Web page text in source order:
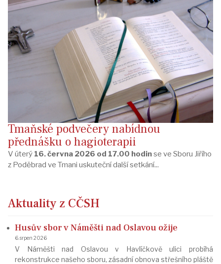
Tmaňské podvečery nabídnou
přednášku o hagioterapii
V úterý 16. června 2026 od 17.00 hodinse ve Sboru Jiřího
z Poděbrad ve Tmani uskuteční další setkání...
Aktuality z CČSH
Husův sbor v Náměšti nad Oslavou ožije
6. srpen 2026
V Náměšti nad Oslavou v Havlíčkově ulici probíhá
rekonstrukce našeho sboru, zásadní obnova střešního pláště